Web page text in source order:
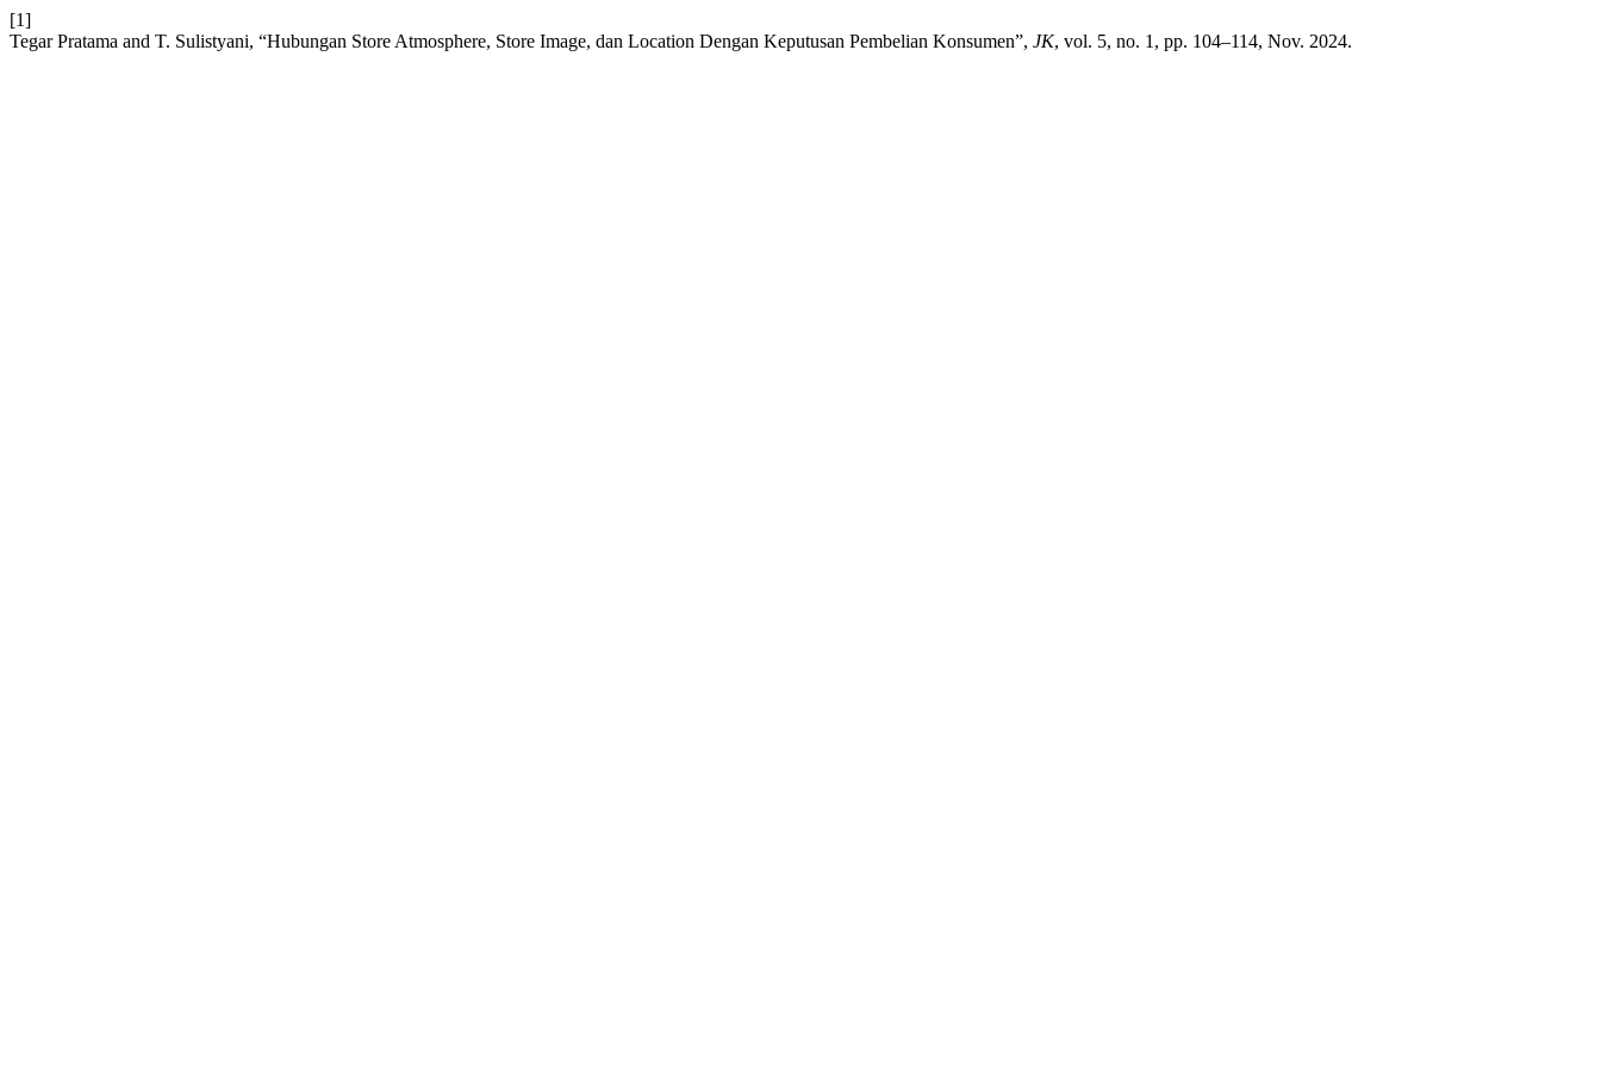
[1]
Tegar Pratama and T. Sulistyani, “Hubungan Store Atmosphere, Store Image, dan Location Dengan Keputusan Pembelian Konsumen”, JK, vol. 5, no. 1, pp. 104–114, Nov. 2024.